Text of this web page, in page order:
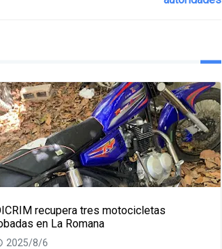
recupera tres motocicletas
en La Romana
2025/8/6